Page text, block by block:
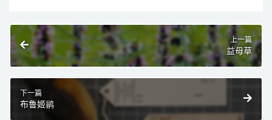
上一篇
益母草
下一篇
布鲁姬鹟